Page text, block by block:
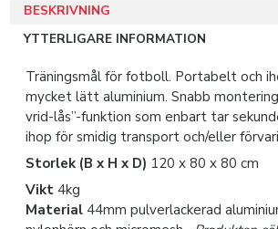
Snabborder
Varumärken
Kataloger
BESKRIVNING
YTTERLIGARE INFORMATION
Träningsmål för fotboll. Portabelt och
mycket lätt aluminium. Snabb
vrid-lås”-funktion som enbart tar
ihop för smidig transport och/eller
Storlek (B x H x D) 120 x 80 x 80 cm
Vikt 4kg
Material 44mm pulverlackerad